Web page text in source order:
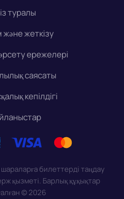
туралы
жеткізу
ережелері
саясаты
кепілдігі
билеттерді таңдау
қызметі. Барлық құқықтар
©2026